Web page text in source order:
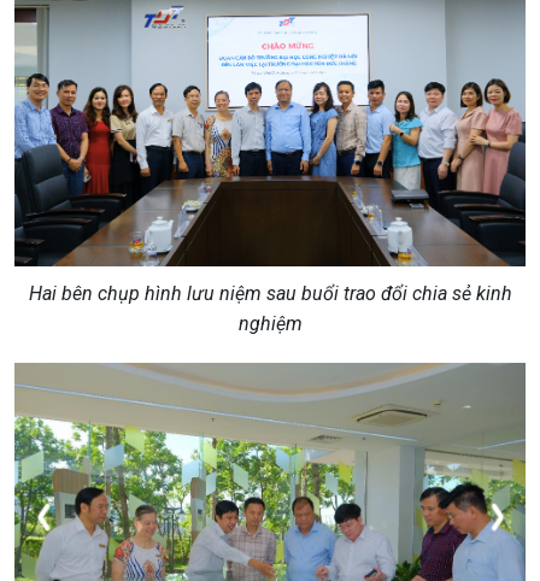
Hai bên chụp hình lưu niệm sau buổi trao đổi chia sẻ kinh
nghiệm